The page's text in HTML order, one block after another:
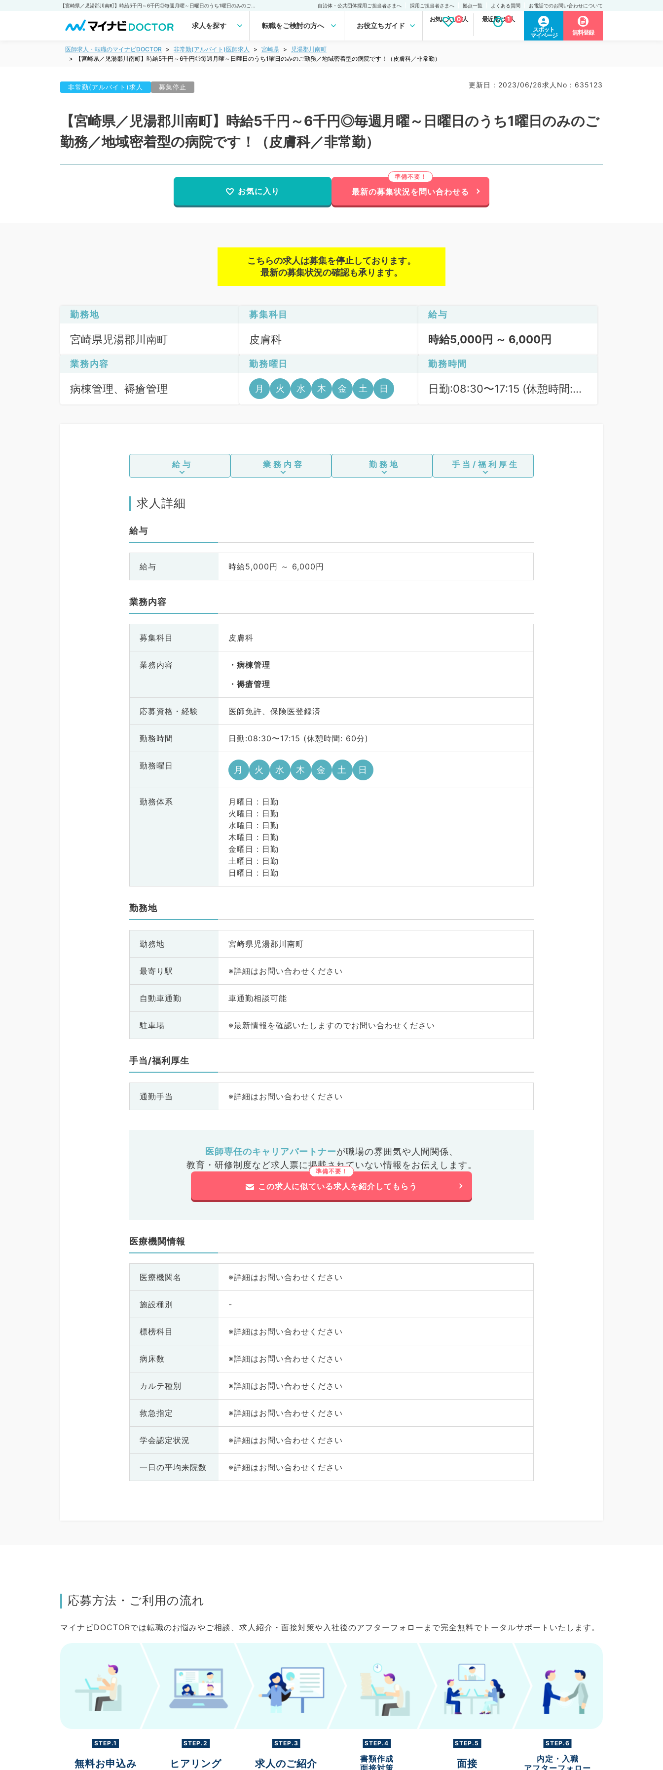
自治体・公共団体採用ご担当者さまへ 採用ご担当者さまへ 拠点一覧 よくある質問 お電話でのお問い合わせについて
求人を探す 転職をご検討の方へ お役立ちガイド
お気に入り求人
0 最近見た求人
1
スポット
マイページ
無料登録
医師求人・転職のマイナビDOCTOR 非常勤(アルバイト)医師求人 宮崎県
児湯郡川南町
【宮崎県／児湯郡川南町】時給5千円～6千円◎毎週月曜～日曜日のうち1曜日のみのご勤務／地域密着型の病院です！（皮膚科／非常勤）
非常勤(アルバイト)求人 募集停止 更新日 : 2023/06/26求人No : 635123
【宮崎県／児湯郡川南町】時給5千円～6千円◎毎週月曜～日曜日のうち1曜日のみのご
勤務／地域密着型の病院です！（皮膚科／非常勤）
お気に入り 最新の募集状況を問い合わせる
こちらの求人は募集を停止しております。
最新の募集状況の確認も承ります。
勤務地
宮崎県児湯郡川南町
募集科目
皮膚科
給与
時給5,000円 ～ 6,000円
業務内容
病棟管理、褥瘡管理
勤務曜日
月 火 水 木 金 土 日
勤務時間
日勤:08:30〜17:15 (休憩時間:
給与 業務内容 勤務地 手当/福利厚生
求人詳細
給与
給与 時給5,000円 ～ 6,000円
業務内容
募集科目 皮膚科
業務内容
病棟管理
褥瘡管理
応募資格・ 経験 医師免許、保険医登録済
勤務時間 日勤:08:30〜17:15 (休憩時間: 60分)
勤務曜日 月 火 水 木 金 土 日
勤務体系
月曜日 : 日勤
火曜日 : 日勤
水曜日 : 日勤
木曜日 : 日勤
金曜日 : 日勤
土曜日 : 日勤
日曜日 : 日勤
勤務地
勤務地 宮崎県児湯郡川南町
最寄り駅 ※詳細はお問い合わせください
自動車通勤 車通勤相談可能
駐車場 ※最新情報を確認いたしますのでお問い合わせください
手当/福利厚生
通勤手当 ※詳細はお問い合わせください
医師専任のキャリアパートナーが職場の雰囲気や人間関係、
教育・研修制度など求人票に掲載されていない情報をお伝えします。
この求人に似ている求人を紹介してもらう
医療機関情報
医療機関名 ※詳細はお問い合わせください
施設種別 -
標榜科目 ※詳細はお問い合わせください
病床数 ※詳細はお問い合わせください
カルテ種別 ※詳細はお問い合わせください
救急指定 ※詳細はお問い合わせください
学会認定状況 ※詳細はお問い合わせください
一日の平均来院数 ※詳細はお問い合わせください
応募方法・ご利用の流れ
マイナビDOCTORでは転職のお悩みやご相談、求人紹介・面接対策や入社後のアフターフォローまで完全無料でトータルサポートいたします。
STEP.1
無料お申込み
STEP.2
ヒアリング
STEP.3
求人のご紹介
STEP.4
書類作成
面接対策
STEP.5
面接
STEP.6
内定・入職
アフターフォロー